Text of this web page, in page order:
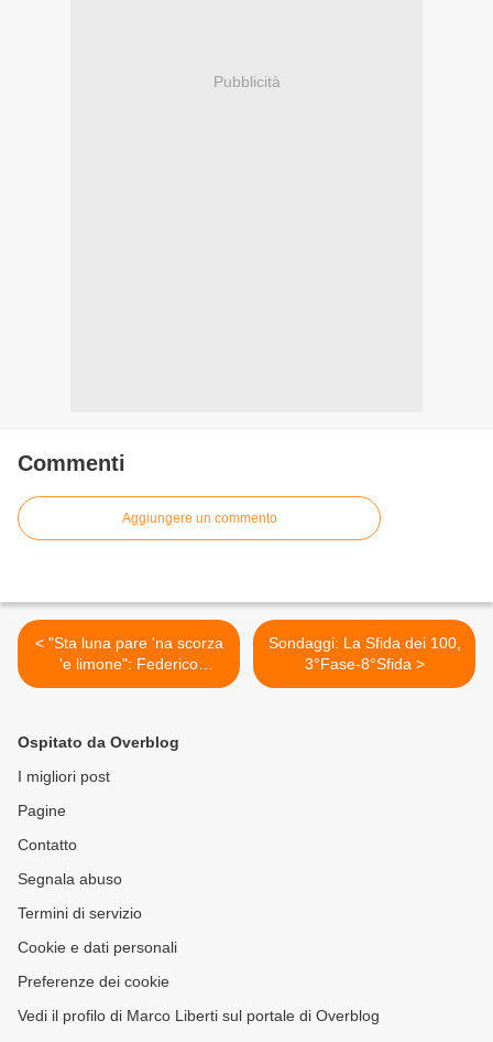
Pubblicità
Commenti
Aggiungere un commento
< "Sta luna pare 'na scorza
'e limone": Federico
Salvatore rende omaggio
Sondaggi: La Sfida dei 100,
3°Fase-8°Sfida >
Ospitato da Overblog
I migliori post
Pagine
Contatto
Segnala abuso
Termini di servizio
Cookie e dati personali
Preferenze dei cookie
Vedi il profilo di Marco Liberti sul portale di Overblog